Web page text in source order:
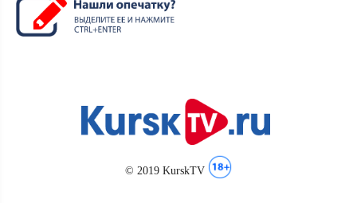
© 2019 KurskTV